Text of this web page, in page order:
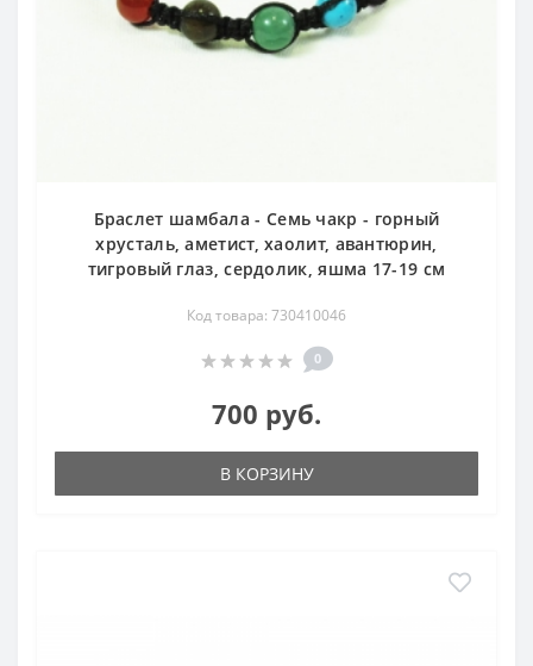
Браслет шамбала - Семь чакр - горный
хрусталь, аметист, хаолит, авантюрин,
тигровый глаз, сердолик, яшма 17-19 см
Код товара: 730410046
0
700 руб.
В КОРЗИНУ